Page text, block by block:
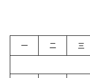
一 二 三